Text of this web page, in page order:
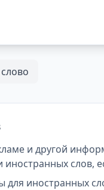
и другой
слов,
иностранных